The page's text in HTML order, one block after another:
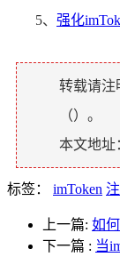
5、 强化
转载请注
（）。
本文地址
标签： imToken
上一篇: 如
下一篇 : 当